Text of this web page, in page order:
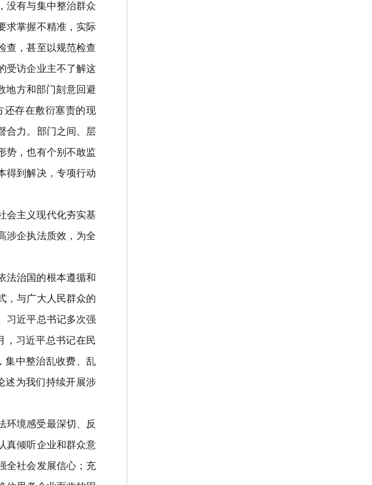
没有与集中整治群众
求掌握不精准，实际
查，甚至以规范检查
受访企业主不了解这
地方和部门刻意回避
还存在敷衍塞责的现
合力。部门之间、层
势，也有个别不敢监
得到解决，专项行动
会主义现代化夯实基
涉企执法质效，为全
法治国的根本遵循和
，与广大人民群众的
习近平总书记多次强
，习近平总书记在民
集中整治乱收费、乱
述为我们持续开展涉
环境感受最深切、反
真倾听企业和群众意
全社会发展信心；充